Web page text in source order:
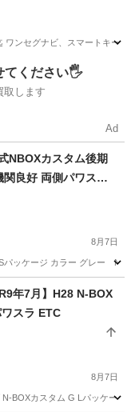
ワンセグナビ、スマートキ
てください🖐️
取します
Ad
NBOXカスタム後期
良好 両側パワスラ
8月7日
ッケージ カラー グレー
年7月】H28 N-BOX
スラ ETC
8月7日
BOXカスタム G Lパッケー